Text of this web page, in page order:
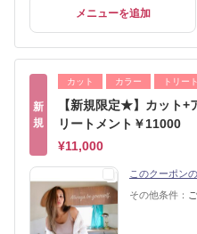
メニューを追加
新
規
カット カラー トリー
【新規限定★】カット+
リートメント￥11000
¥11,000
このクーポン
その他条件：